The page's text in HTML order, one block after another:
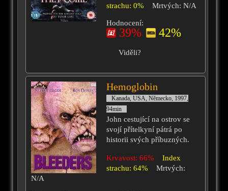
strachu: 0%
Mrtvých: N/A
Hodnocení:
39% 42%
Viděli?
Hemoglobin
Kanada, USA, Německo, 1997,
94min
John cestující na ostrov se
svojí přítelkyní pátrá po
historii svých příbuzných.
Krvavost: 66%
Index
strachu: 64%
Mrtvých:
N/A